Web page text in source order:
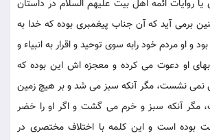
يا روايات ائمه اهل بيت عليهم السلام در داستان
برمی آيد كه آن جناب پيغمبرى بوده كه خدا به
و او مردم خود رابه سوى توحيد و اقرار به انبياء و
او دعوت می كرده و معجزه اش اين بوده كه
نشست، مگر آنكه سبز می شد و بر هيچ زمين
مگر آنكه سبز و خرم می گشت و اگر او را خضر
بوده است و اين كلمه با اختلاف مختصرى در